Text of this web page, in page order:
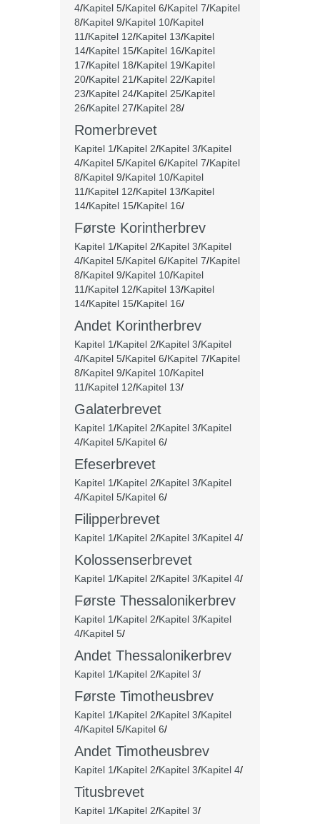
4/Kapitel 5/Kapitel 6/Kapitel 7/Kapitel
8/Kapitel 9/Kapitel 10/Kapitel
11/Kapitel 12/Kapitel 13/Kapitel
14/Kapitel 15/Kapitel 16/Kapitel
17/Kapitel 18/Kapitel 19/Kapitel
20/Kapitel 21/Kapitel 22/Kapitel
23/Kapitel 24/Kapitel 25/Kapitel
26/Kapitel 27/Kapitel 28/
Romerbrevet
Kapitel 1/Kapitel 2/Kapitel 3/Kapitel
4/Kapitel 5/Kapitel 6/Kapitel 7/Kapitel
8/Kapitel 9/Kapitel 10/Kapitel
11/Kapitel 12/Kapitel 13/Kapitel
14/Kapitel 15/Kapitel 16/
Første Korintherbrev
Kapitel 1/Kapitel 2/Kapitel 3/Kapitel
4/Kapitel 5/Kapitel 6/Kapitel 7/Kapitel
8/Kapitel 9/Kapitel 10/Kapitel
11/Kapitel 12/Kapitel 13/Kapitel
14/Kapitel 15/Kapitel 16/
Andet Korintherbrev
Kapitel 1/Kapitel 2/Kapitel 3/Kapitel
4/Kapitel 5/Kapitel 6/Kapitel 7/Kapitel
8/Kapitel 9/Kapitel 10/Kapitel
11/Kapitel 12/Kapitel 13/
Galaterbrevet
Kapitel 1/Kapitel 2/Kapitel 3/Kapitel
4/Kapitel 5/Kapitel 6/
Efeserbrevet
Kapitel 1/Kapitel 2/Kapitel 3/Kapitel
4/Kapitel 5/Kapitel 6/
Filipperbrevet
Kapitel 1/Kapitel 2/Kapitel 3/Kapitel 4/
Kolossenserbrevet
Kapitel 1/Kapitel 2/Kapitel 3/Kapitel 4/
Første Thessalonikerbrev
Kapitel 1/Kapitel 2/Kapitel 3/Kapitel
4/Kapitel 5/
Andet Thessalonikerbrev
Kapitel 1/Kapitel 2/Kapitel 3/
Første Timotheusbrev
Kapitel 1/Kapitel 2/Kapitel 3/Kapitel
4/Kapitel 5/Kapitel 6/
Andet Timotheusbrev
Kapitel 1/Kapitel 2/Kapitel 3/Kapitel 4/
Titusbrevet
Kapitel 1/Kapitel 2/Kapitel 3/